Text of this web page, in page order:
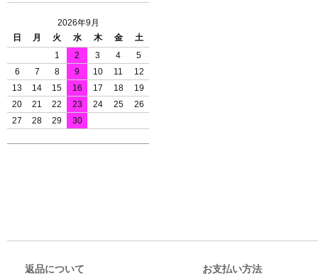
2026年9月
日
月 火 水 木 金
土
1
2 3 4
5
6
7 8 9 10 11
12
13
14 15 16 17 18
19
20
21 22 23 24 25
26
27
28 29 30
返品について お支払い方法